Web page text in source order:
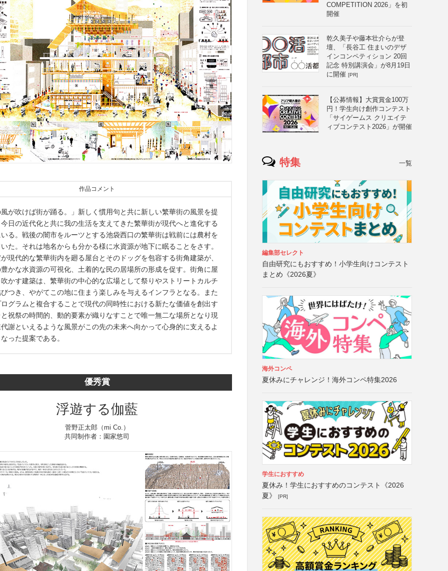
作品コメント
が吹けば街が踊る。」新しく慣用句と共に新しい繁華街の風景を提
日の近代化と共に我の生活を支えてきた繁華街が現代へと進化する
る。戦後の闇市をルーツとする池袋西口の繁華街は戦前には農村を
た。それは地名からも分かる様に水資源が地下に眠ることをさす。
現代的な繁華街内を廻る屋台とそのドッグを包容する街角建築が、
かな水資源の可視化、土着的な民の居場所の形成を促す。街角に屋
かす建築は、繁華街の中心的な広場として祭りやストリートカルチ
つき、やがてこの地に住まう楽しみを与えるインフラとなる。また
グラムと複合することで現代の同時性における新たな価値を創出す
祝祭の時間的、動的要素が織りなすことで唯一無二な場所となり現
謝といえるような風景がこの先の未来へ向かって心身的に支えるよ
った提案である。
優秀賞
浮遊する伽藍
菅野正太郎（mi Co.）
共同制作者：園家悠司
COMPETITION 2026」を初
開催
乾久美子や藤本壮介らが登
壇、「長谷工 住まいのデザ
インコンペティション 20回
記念 特別講演会」が8月19日
に開催 [PR]
【公募情報】大賞賞金100万
円！学生向け創作コンテスト
「サイゲームス クリエイテ
ィブコンテスト2026」が開催
特集 一覧
編集部セレクト
自由研究にもおすすめ！小学生向けコンテスト
まとめ《2026夏》
海外コンペ
夏休みにチャレンジ！海外コンペ特集2026
学生におすすめ
夏休み！学生におすすめのコンテスト《2026
夏》
[PR]